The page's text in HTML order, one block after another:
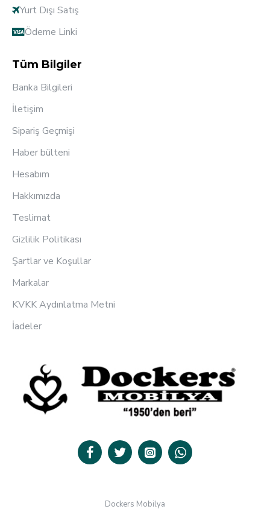
Yurt Dışı Satış
Ödeme Linki
Tüm Bilgiler
Banka Bilgileri
İletişim
Sipariş Geçmişi
Haber bülteni
Hesabım
Hakkımızda
Teslimat
Gizlilik Politikası
Şartlar ve Koşullar
Markalar
KVKK Aydınlatma Metni
İadeler
Dockers Mobilya